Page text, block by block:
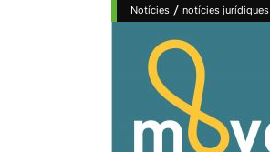
Notícies / notícies jurídiques